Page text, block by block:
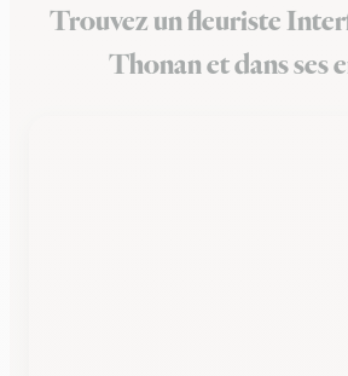
Trouvez un fleuriste
Thonan et dans ses